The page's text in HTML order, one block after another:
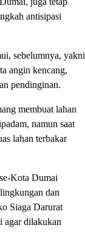
antisipasi
sebelumnya, yakni
angin kencang,
pendinginan.
membuat lahan
namun saat
lahan terbakar
Kota Dumai
dan
Siaga Darurat
agar dilakukan